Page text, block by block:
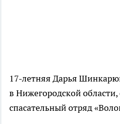
17-летняя Дарья
в Нижегородской
спасательный отряд